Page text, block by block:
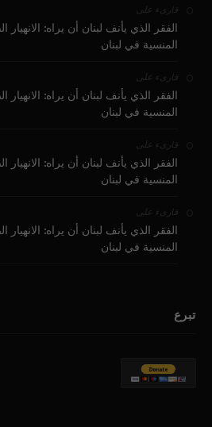
قارىء على
الفقر الذي يأنف لبنان أن يراه:
المنسية في لبنان
قارىء على
الفقر الذي يأنف لبنان أن يراه:
المنسية في لبنان
قارىء على
الفقر الذي يأنف لبنان أن يراه:
المنسية في لبنان
قارىء على
الفقر الذي يأنف لبنان أن يراه:
المنسية في لبنان
تبرع